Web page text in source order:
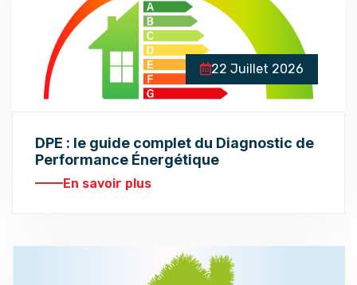
22 Juillet 2026
DPE : le guide complet du Diagnostic de
Performance Énergétique
En savoir plus